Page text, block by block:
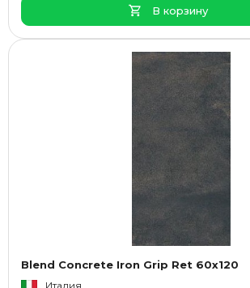
В корзину
Blend Concrete Iron Grip Ret 60x120
Италия